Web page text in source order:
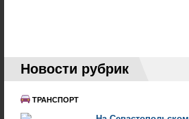
Новости рубрик
ТРАНСПОРТ